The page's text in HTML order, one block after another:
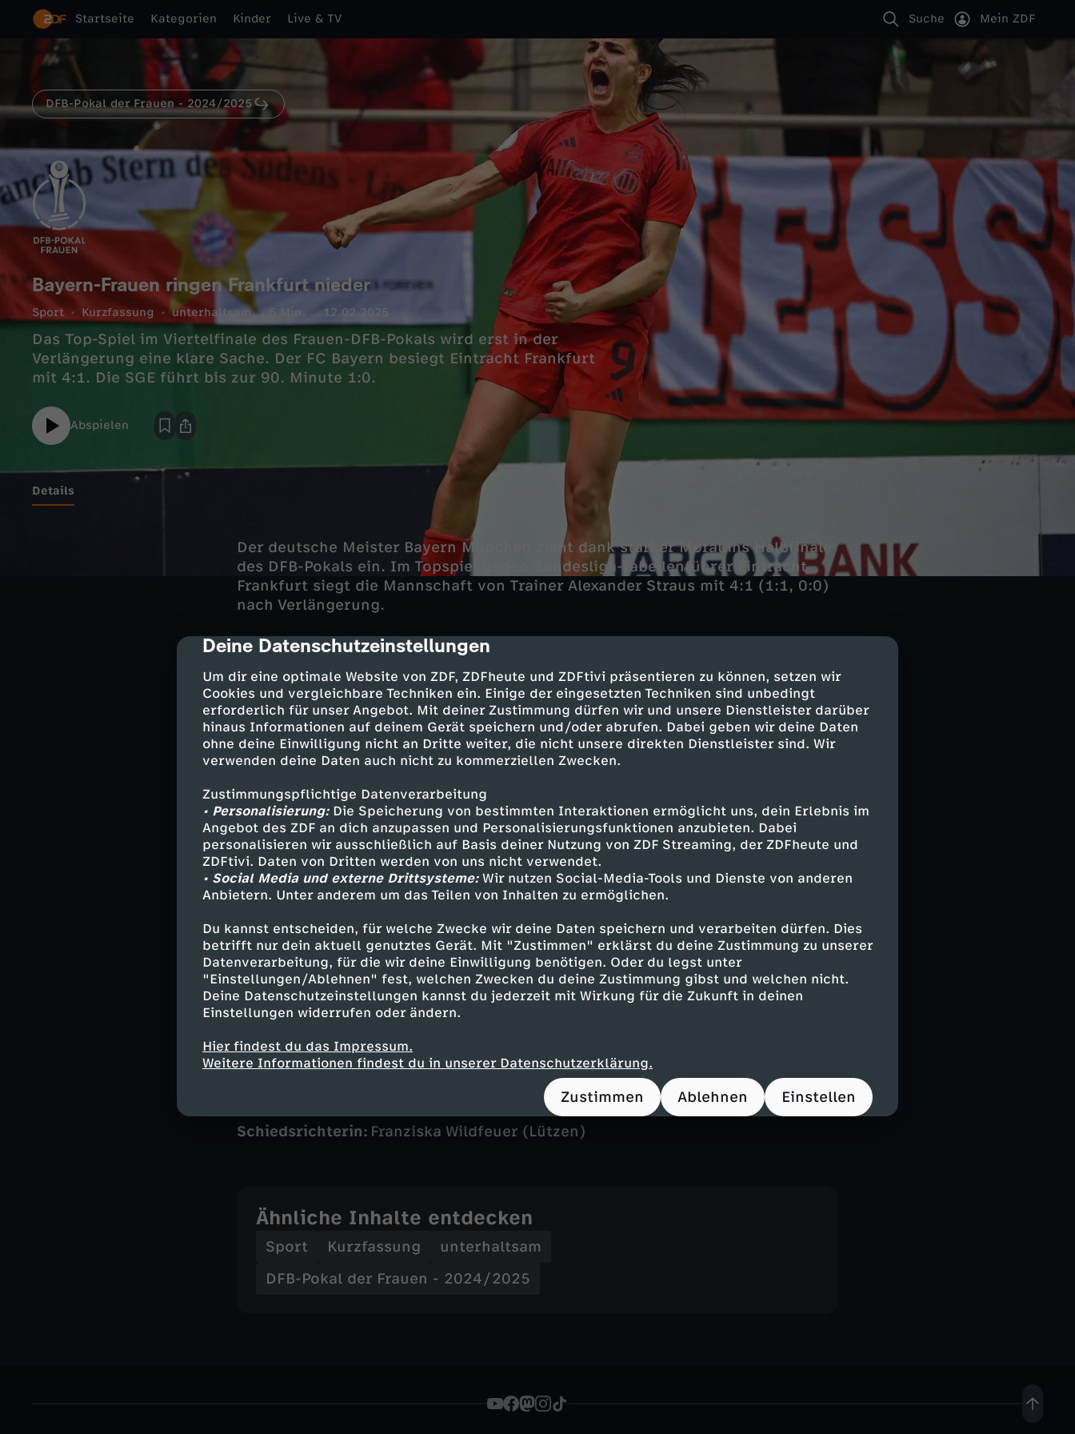
cmp-dialog-description
Deine Datenschutzeinstellungen
Um dir eine optimale Website von ZDF, ZDFheute und ZDFtivi präsentieren zu können, setzen wir
Cookies und vergleichbare Techniken ein. Einige der eingesetzten Techniken sind unbedingt
erforderlich für unser Angebot. Mit deiner Zustimmung dürfen wir und unsere Dienstleister darüber
hinaus Informationen auf deinem Gerät speichern und/oder abrufen. Dabei geben wir deine Daten
ohne deine Einwilligung nicht an Dritte weiter, die nicht unsere direkten Dienstleister sind. Wir
verwenden deine Daten auch nicht zu kommerziellen Zwecken.
Zustimmungspflichtige Datenverarbeitung
• Personalisierung:Die Speicherung von bestimmten Interaktionen ermöglicht uns, dein Erlebnis im
Angebot des ZDF an dich anzupassen und Personalisierungsfunktionen anzubieten. Dabei
personalisieren wir ausschließlich auf Basis deiner Nutzung von ZDF Streaming, der ZDFheute und
ZDFtivi. Daten von Dritten werden von uns nicht verwendet.
• Social Media und externe Drittsysteme:Wir nutzen Social-Media-Tools und Dienste von anderen
Anbietern. Unter anderem um das Teilen von Inhalten zu ermöglichen.
Du kannst entscheiden, für welche Zwecke wir deine Daten speichern und verarbeiten dürfen. Dies
betrifft nur dein aktuell genutztes Gerät. Mit "Zustimmen" erklärst du deine Zustimmung zu unserer
Datenverarbeitung, für die wir deine Einwilligung benötigen. Oder du legst unter
"Einstellungen/Ablehnen" fest, welchen Zwecken du deine Zustimmung gibst und welchen nicht.
Deine Datenschutzeinstellungen kannst du jederzeit mit Wirkung für die Zukunft in deinen
Einstellungen widerrufen oder ändern.
Hier findest du das Impressum.
Weitere Informationen findest du in unserer Datenschutzerklärung.
Zustimmen Ablehnen Einstellen
Startseite Kategorien Kinder Live & TV Suche Mein ZDF
DFB-Pokal der Frauen - 2024/2025
Bayern-Frauen ringen Frankfurt nieder
Sport Kurzfassung unterhaltsam 6 Min. 12.02.2025
Das Top-Spiel im Viertelfinale des Frauen-DFB-Pokals wird erst in der
Verlängerung eine klare Sache. Der FC Bayern besiegt Eintracht Frankfurt
mit 4:1. Die SGE führt bis zur 90. Minute 1:0.
Abspielen
Details
Der deutsche Meister Bayern München zieht dank starker Moral ins Halbfinale
des DFB-Pokals ein. Im Topspiel gegen Bundesliga-Tabellenführer Eintracht
Frankfurt siegt die Mannschaft von Trainer Alexander Straus mit 4:1 (1:1, 0:0)
nach Verlängerung.
Jovana Damnjanovic rettete die Münchnerinnen in der 90. Minute mit dem
Ausgleich in die Verlängerung, dort schossen in Glodis Perla Viggosdottirin
(93.), Momoko Tanikawa (104.) und Damnjanovic (109.) die Bayern dann zum
Sieg. Ein Eigentor von Nationalspielerin Carolin Simon (79.) hatte den
Vorjahresfinalisten zuvor an den Rand des Ausscheidens gebracht. In der Liga
stehen beide Teams punktgleich an der Tabellenspitze, die Frankfurterinnen
Die Aufstellungen:
FC Bayern München:Mahmutovic - Gwinn, Viggosdottir, Eriksson, Simon (85.
Kett) – Lohmann (99. Caruso), Zadrazil (70. Zigiotti Olme), Sehitler (70.
Damnjanovic), Harder, Bühl - Schüller (85. Tanikawa)
Trainer:Alexander Straus
Eintracht Frankfurt:Johannes - Wolter (111. Riesen), Doorsoun (106. Veit),
– Anyomi (80. Prasnikar), Reuteler
Trainer:Niko Arnautis
Schiedsrichterin: Franziska Wildfeuer (Lützen)
Ähnliche Inhalte entdecken
Sport Kurzfassung
unterhaltsam
DFB-Pokal der Frauen - 2024/2025